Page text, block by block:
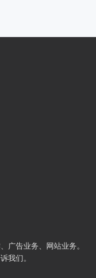
告业务、网站业务。
我们。